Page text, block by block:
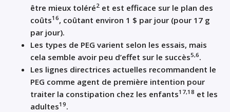
être mieux toléré2 et est efficace sur le plan des
coûts16, coûtant environ 1 $ par jour (pour 17 g
par jour).
Les types de PEG varient selon les essais, mais
cela semble avoir peu d’effet sur le succès5,6.
Les lignes directrices actuelles recommandent le
PEG comme agent de première intention pour
traiter la constipation chez les enfants17,18 et les
adultes19.